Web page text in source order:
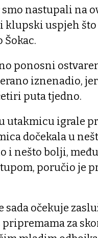
nastupali na
uspjeh što
ponosni
iznenadio,
puta tjedno.
utakmicu igrale
dočekala u
i nešto bolji,
poručio je
očekuje
za